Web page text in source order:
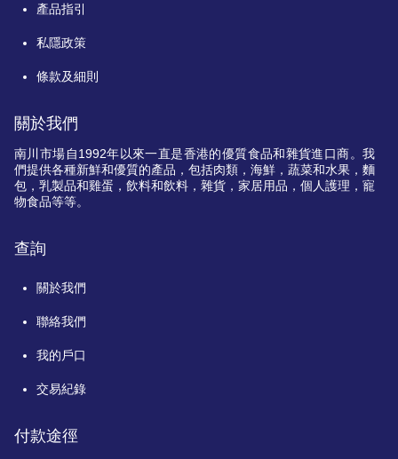
產品指引
私隱政策
條款及細則
關於我們
南川市場自1992年以來一直是香港的優質食品和雜貨進口商。我
們提供各種新鮮和優質的產品，包括肉類，海鮮，蔬菜和水果，麵
包，乳製品和雞蛋，飲料和飲料，雜貨，家居用品，個人護理，寵
物食品等等。
查詢
關於我們
聯絡我們
我的戶口
交易紀錄
付款途徑